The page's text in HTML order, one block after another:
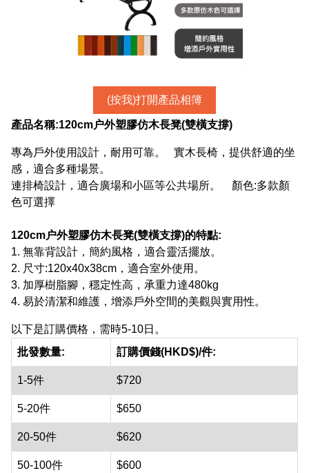
(按我)打開產品相簿
產品名稱:120cm户外塑膠仿木長凳(雙橫支撐)
專為戶外使用設計，耐用可靠。 實木長椅，提供舒適的坐
感，適合多種場景。
連排椅設計，適合廣場和小區等公共場所。 顏色:多款顏
色可選擇
120cm户外塑膠仿木長凳(雙橫支撐)的特點:
1. 無靠背設計，簡約風格，適合靈活擺放。
2. 尺寸:120x40x38cm，適合室外使用。
3. 加厚樹脂腳，穩定性高，承重力達480kg
4. 易於清潔和維護，增添戶外空間的美觀與實用性。
以下是訂購價格，需時5-10日。
批發數量:
訂購價錢(HKD$)/件:
1-5件 $720
5-20件 $650
20-50件 $620
50-100件 $600